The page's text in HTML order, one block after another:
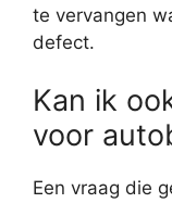
te vervangen
defect.
Kan ik
voor
Een vraag die